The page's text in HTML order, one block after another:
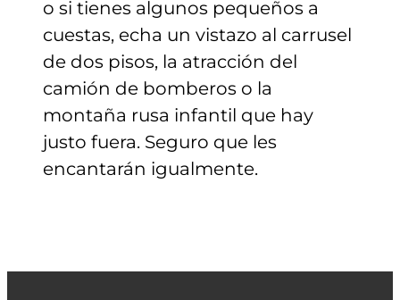
o si tienes algunos pequeños a
cuestas, echa un vistazo al carrusel
de dos pisos, la atracción del
camión de bomberos o la
montaña rusa infantil que hay
justo fuera. Seguro que les
encantarán igualmente.